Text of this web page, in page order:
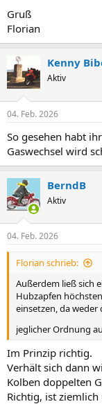
Gruß
Florian
Kenny
Aktiv
04. Feb. 2026
So gesehen habt
Gaswechsel wird
BerndB
Aktiv
04. Feb. 2026
Florian schrieb:
Außerdem ließ sich
Hubzapfen
einsetzen, da
jeglicher Ordnung
Im Prinzip richtig.
Verhält sich dann
Kolben doppelten
Richtig, ist ziemlich